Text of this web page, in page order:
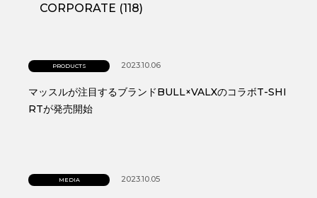
CORPORATE (118)
PRODUCTS 2023.10.06
マッスルが注目するブランドBULL×VALXのコラボT-SHI
RTが発売開始
MEDIA 2023.10.05